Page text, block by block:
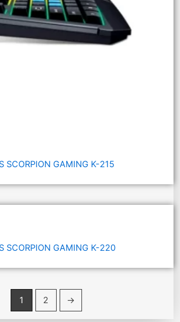
SCORPION GAMING K-215
SCORPION GAMING K-220
1 2 →